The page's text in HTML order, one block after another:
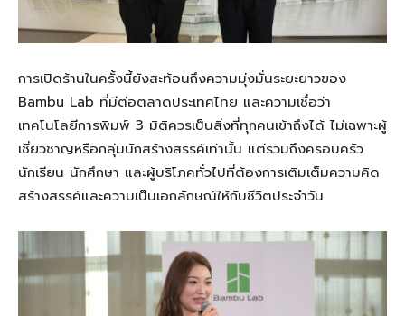
การเปิดร้านในครั้งนี้ยังสะท้อนถึงความมุ่งมั่นระยะยาวของ
Bambu Lab ที่มีต่อตลาดประเทศไทย และความเชื่อว่า
เทคโนโลยีการพิมพ์ 3 มิติควรเป็นสิ่งที่ทุกคนเข้าถึงได้ ไม่เฉพาะผู้
เชี่ยวชาญหรือกลุ่มนักสร้างสรรค์เท่านั้น แต่รวมถึงครอบครัว
นักเรียน นักศึกษา และผู้บริโภคทั่วไปที่ต้องการเติมเต็มความคิด
สร้างสรรค์และความเป็นเอกลักษณ์ให้กับชีวิตประจำวัน